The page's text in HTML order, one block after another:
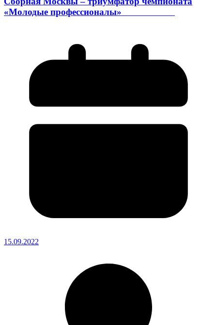
«Молодые профессионалы»
15.09.2022